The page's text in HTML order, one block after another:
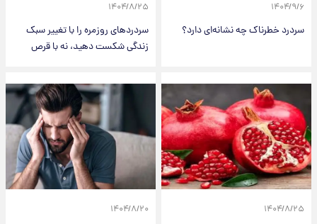
۱۴۰۴/۹/۶
سردرد خطرناک چه نشانه‌ای دارد؟
۱۴۰۴/۸/۲۵
سردردهای روزمره را با تغییر سبک
زندگی شکست دهید، نه با قرص
۱۴۰۴/۸/۲۵ ۱۴۰۴/۸/۲۰